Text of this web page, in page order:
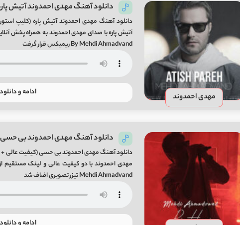
مهدی احمدوند
دانلود آهنگ مهدی احمدوند آتیش
دانلود آهنگ مهدی احمدوند آتیش پاره (کلیپ
By Mehdi Ahmadvand ریمیکس قرار گرفت
ادامه و دانلود
دانلود آهنگ مهدی احمدوند بی
دانلود آهنگ مهدی احمدوند بی حسی (کیفیت
Mehdi Ahmadvand تیزر تصویری اضاف شد